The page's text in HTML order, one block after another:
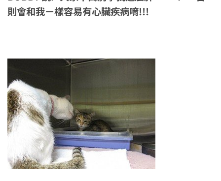
則會和我ㄧ樣容易有心臟疾病唷!!!